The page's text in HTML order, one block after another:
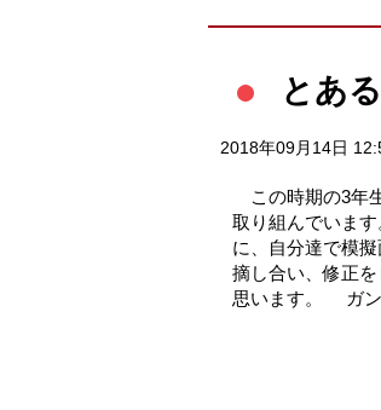
とあ
2018年09月14日
この時期の3年
取り組んでいま
に、自分達で模
摘し合い、修正
思います。 ガン